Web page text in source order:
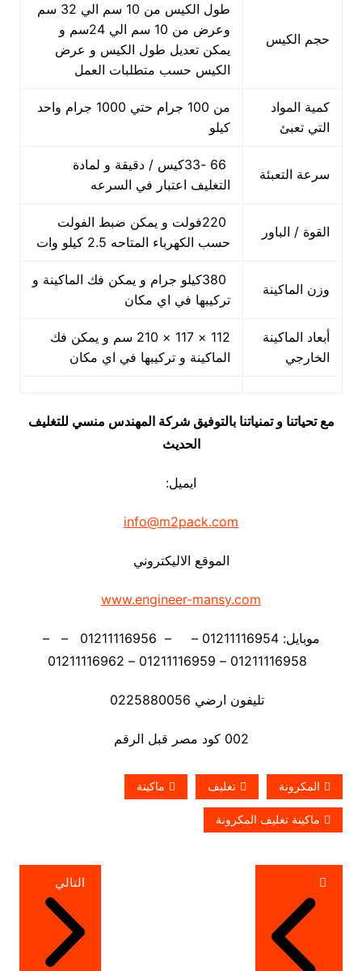
حجم الكيس
طول الكيس من 10 سم الي 32 سم
وعرض من 10 سم الي 24سم و
يمكن تعديل طول الكيس و عرض
الكيس حسب متطلبات العمل
كمية المواد
التي تعبئ
من 100 جرام حتي 1000 جرام واحد
كيلو
سرعة التعبئة
66 -33كيس / دقيقة و لمادة
التغليف اعتبار في السرعه
القوة / الباور
220فولت و يمكن ضبط الفولت
حسب الكهرباء المتاحه 2.5 كيلو وات
وزن الماكينة
380كيلو جرام و يمكن فك الماكينة و
تركيبها في اي مكان
أبعاد الماكينة
الخارجي
112 × 117 × 210 سم و يمكن فك
الماكينة و تركيبها في اي مكان
مع تحياتنا و تمنياتنا بالتوفيق شركة المهندس منسي للتغليف
الحديث
ايميل:
info@m2pack.com
الموقع الاليكتروني
www.engineer-mansy.com
موبايل: 01211116954 – – 01211116956 – –
تليفون ارضي 0225880056
002 كود مصر قبل الرقم
المكرونة تغليف ماكينة
ماكينة تغليف المكرونة
تصفّح
المقالات
التالي